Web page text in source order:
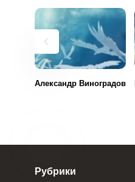
Александр Виноградов
Рубрики